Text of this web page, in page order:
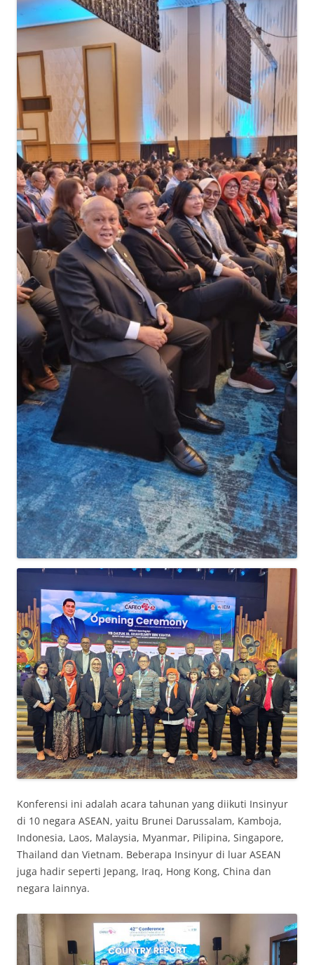
Konferensi ini adalah acara tahunan yang diikuti Insinyur
di 10 negara ASEAN, yaitu Brunei Darussalam, Kamboja,
Indonesia, Laos, Malaysia, Myanmar, Pilipina, Singapore,
Thailand dan Vietnam. Beberapa Insinyur di luar ASEAN
juga hadir seperti Jepang, Iraq, Hong Kong, China dan
negara lainnya.